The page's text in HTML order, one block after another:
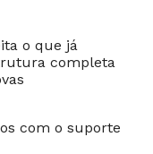
o que já
completa
com o suporte